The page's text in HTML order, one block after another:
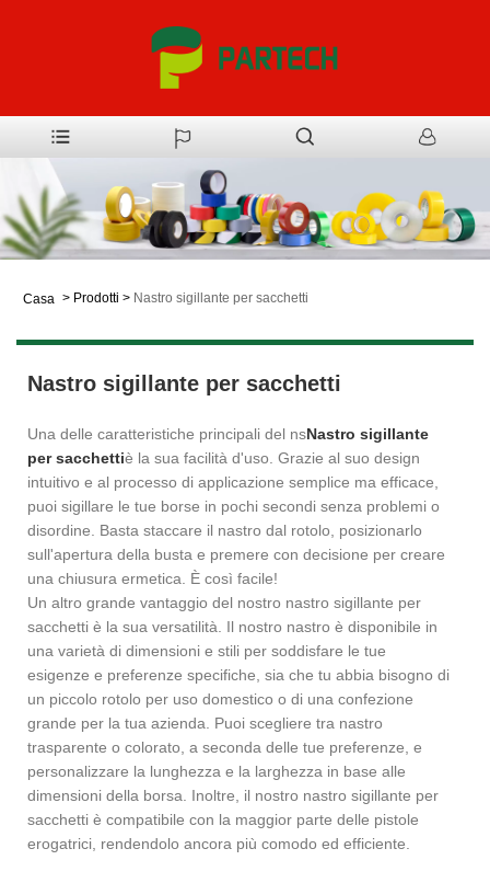
Casa > Prodotti > Nastro sigillante per sacchetti
Nastro sigillante per sacchetti
Una delle caratteristiche principali del nsNastro sigillante
per sacchettiè la sua facilità d'uso. Grazie al suo design
intuitivo e al processo di applicazione semplice ma efficace,
puoi sigillare le tue borse in pochi secondi senza problemi o
disordine. Basta staccare il nastro dal rotolo, posizionarlo
sull'apertura della busta e premere con decisione per creare
una chiusura ermetica. È così facile!
Un altro grande vantaggio del nostro nastro sigillante per
sacchetti è la sua versatilità. Il nostro nastro è disponibile in
una varietà di dimensioni e stili per soddisfare le tue
esigenze e preferenze specifiche, sia che tu abbia bisogno di
un piccolo rotolo per uso domestico o di una confezione
grande per la tua azienda. Puoi scegliere tra nastro
trasparente o colorato, a seconda delle tue preferenze, e
personalizzare la lunghezza e la larghezza in base alle
dimensioni della borsa. Inoltre, il nostro nastro sigillante per
sacchetti è compatibile con la maggior parte delle pistole
erogatrici, rendendolo ancora più comodo ed efficiente.